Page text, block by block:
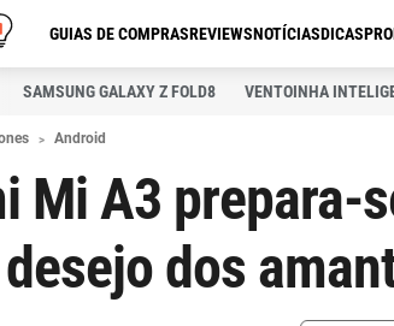
GUIAS DE COMPRASREVIEWSNOTÍCIASDICAS
SAMSUNG GALAXY Z FOLD8 VENTOINHA
Android
Mi A3 prepara-
dos